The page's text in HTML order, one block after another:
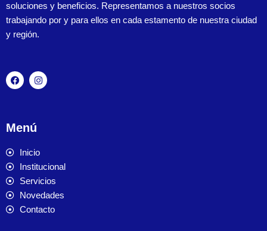
soluciones y beneficios. Representamos a nuestros socios
trabajando por y para ellos en cada estamento de nuestra ciudad
y región.
Menú
Inicio
Institucional
Servicios
Novedades
Contacto